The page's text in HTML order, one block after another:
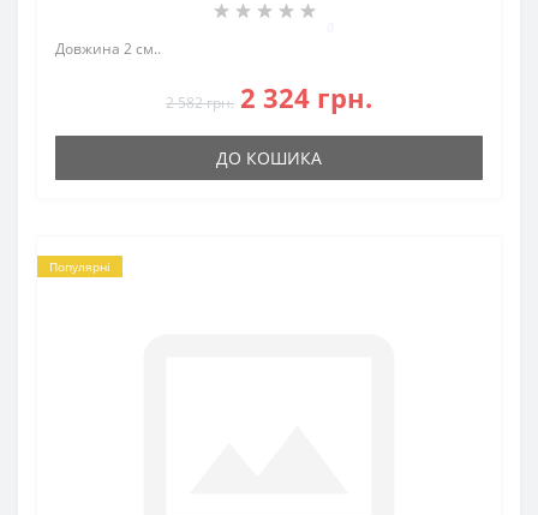
Довжина 2 см..
2 582 грн. 2 324 грн.
ДО КОШИКА
Популярні